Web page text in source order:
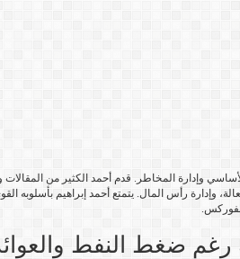
وإدارة المخاطر. قدم أحمد الكثير من
وإدارة رأس المال. يتمتع أحمد إبراهيم بأسلوبه
رغم ضغط النفط